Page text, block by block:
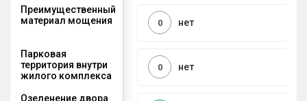
Преимущественный
материал мощения
нет
0
Парковая
территория внутри
жилого комплекса
нет
0
Озеленение двора